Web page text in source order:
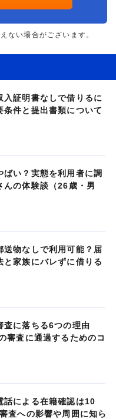
ない場合がございます。
入証明書なしで借りるに
条件と提出書類について
ばい？実態を利用者に調
んの体験談（26歳・男
送物なしで利用可能？届
と家族にバレずに借りる
査に落ちる6つの理由
審査に通過するためのコ
話による在籍確認は10
査への影響や周囲に知ら